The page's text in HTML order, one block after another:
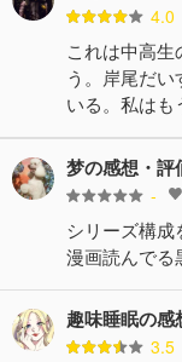
4.0
これは中高生
う。岸尾だい
いる。私はも
梦の感想・評
-
シリーズ構成
漫画読んでる
趣味睡眠の感
3.5